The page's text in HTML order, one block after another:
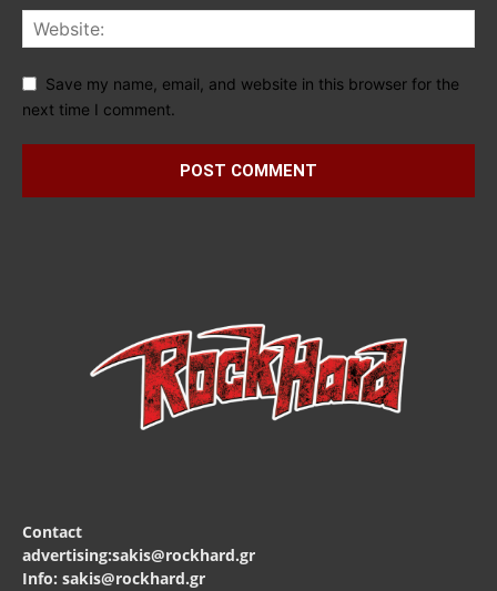
Save my name, email, and website in this browser for the
next time I comment.
Contact
advertising:sakis@rockhard.gr
Info: sakis@rockhard.gr